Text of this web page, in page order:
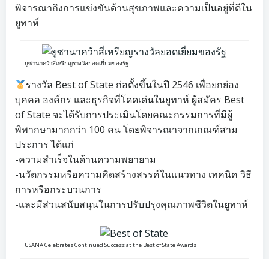
พิจารณาถึงการแข่งขันด้านสุขภาพและความเป็นอยู่ที่ดีใน
ยูทาห์
ยูซานาคว้าสี่เหรียญรางวัลยอดเยี่ยมของรัฐ
รางวัล Best of State ก่อตั้งขึ้นในปี 2546 เพื่อยกย่อง
บุคคล องค์กร และธุรกิจที่โดดเด่นในยูทาห์ ผู้สมัคร Best
of State จะได้รับการประเมินโดยคณะกรรมการที่มีผู้
พิพากษามากกว่า 100 คน โดยพิจารณาจากเกณฑ์สาม
ประการ ได้แก่
-ความสำเร็จในด้านความพยายาม
-นวัตกรรมหรือความคิดสร้างสรรค์ในแนวทาง เทคนิค วิธี
การหรือกระบวนการ
-และมีส่วนสนับสนุนในการปรับปรุงคุณภาพชีวิตในยูทาห์
USANA Celebrates Continued Success at the Best of State Awards